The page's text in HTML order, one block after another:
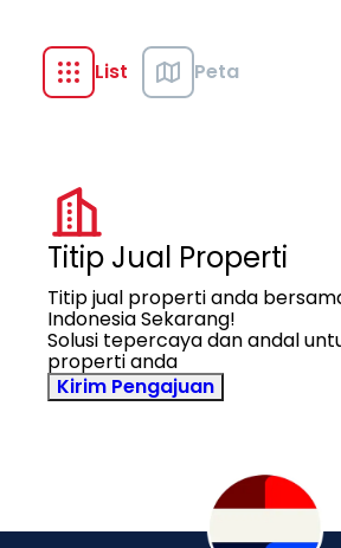
List Peta
Titip Jual Properti
Titip jual properti anda
Indonesia Sekarang!
Solusi tepercaya dan andal
properti anda
Kirim Pengajuan